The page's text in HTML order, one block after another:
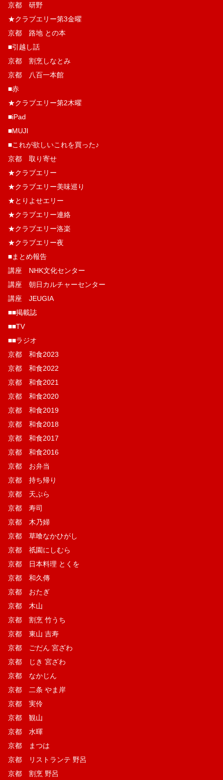
京都 研野
★クラブエリー第3金曜
京都 路地 との本
■引越し話
京都 割烹しなとみ
京都 八百一本館
■赤
★クラブエリー第2木曜
■iPad
■MUJI
■これが欲しいこれを買った♪
京都 取り寄せ
★クラブエリー
★クラブエリー美味巡り
★とりよせエリー
★クラブエリー連絡
★クラブエリー洛楽
★クラブエリー夜
■まとめ報告
講座 NHK文化センター
講座 朝日カルチャーセンター
講座 JEUGIA
■■掲載誌
■■TV
■■ラジオ
京都 和食2023
京都 和食2022
京都 和食2021
京都 和食2020
京都 和食2019
京都 和食2018
京都 和食2017
京都 和食2016
京都 お弁当
京都 持ち帰り
京都 天ぷら
京都 寿司
京都 木乃婦
京都 草喰なかひがし
京都 祇園にしむら
京都 日本料理 とくを
京都 和久傳
京都 おたぎ
京都 木山
京都 割烹 竹うち
京都 東山 吉寿
京都 ごだん 宮ざわ
京都 じき 宮ざわ
京都 なかじん
京都 二条 やま岸
京都 実伶
京都 観山
京都 水暉
京都 まつは
京都 リストランテ 野呂
京都 割烹 野呂